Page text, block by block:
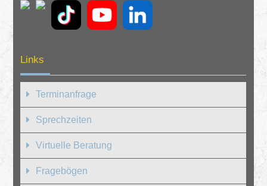
Links
Terminanfrage
Sprechzeiten
Virtuelle Beratung
Fragebögen